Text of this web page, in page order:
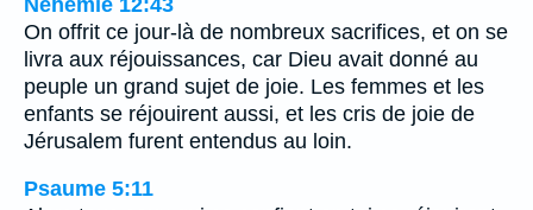
On offrit ce jour-là de nombreux sacrifices, et on se
livra aux réjouissances, car Dieu avait donné au
peuple un grand sujet de joie. Les femmes et les
enfants se réjouirent aussi, et les cris de joie de
Jérusalem furent entendus au loin.
Psaume 5:11